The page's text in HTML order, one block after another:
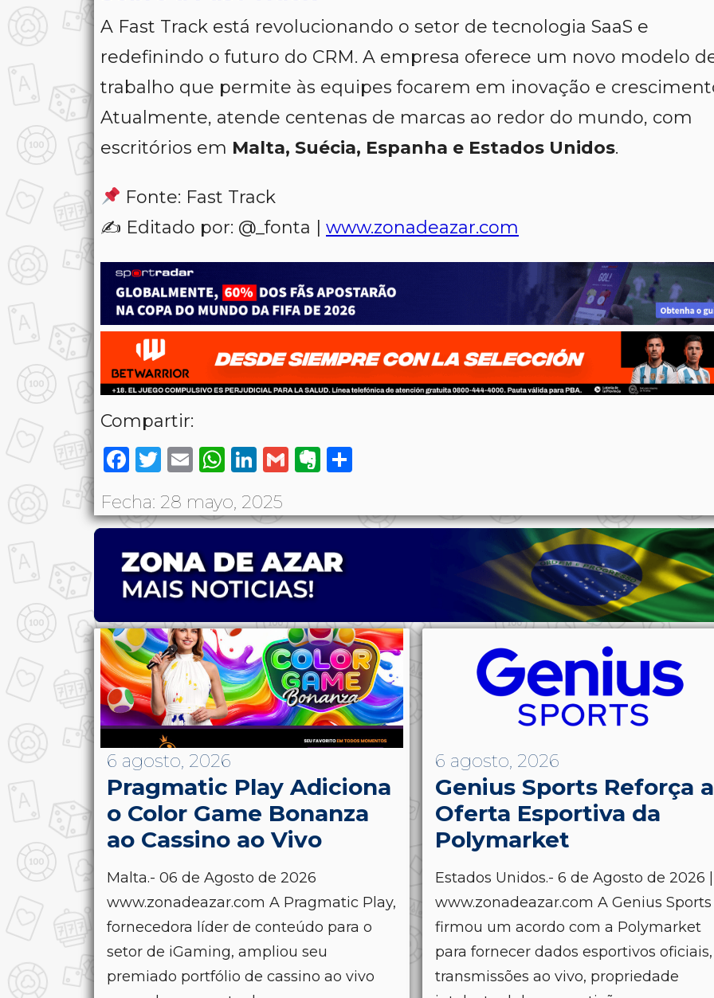
A Fast Track está revolucionando o setor de tecnologia SaaS e
redefinindo o futuro do CRM. A empresa oferece um novo modelo
trabalho que permite às equipes focarem em inovação e
Atualmente, atende centenas de marcas ao redor do mundo, com
escritórios em Malta, Suécia, Espanha e Estados Unidos.
Fonte: Fast Track
✍️ Editado por: @_fonta | www.zonadeazar.com
Compartir:
Facebook
Twitter
EmailWhatsApp
LinkedIn
GmailEvernote
Fecha: 28 mayo, 2025
6 agosto, 2026
Pragmatic Play Adiciona
o Color Game Bonanza
ao Cassino ao Vivo
Malta.- 06 de Agosto de 2026
www.zonadeazar.com A Pragmatic Play,
fornecedora líder de conteúdo para o
setor de iGaming, ampliou seu
premiado portfólio de cassino ao vivo
6 agosto, 2026
Genius Sports Reforça a
Oferta Esportiva da
Polymarket
Estados Unidos.- 6 de Agosto de 2026 |
www.zonadeazar.com A Genius Sports
firmou um acordo com a Polymarket
para fornecer dados esportivos oficiais,
transmissões ao vivo, propriedade